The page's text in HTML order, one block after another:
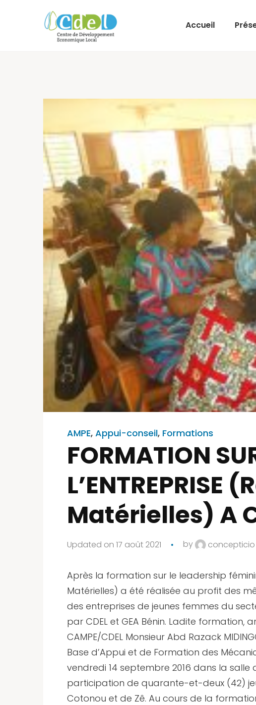
Accueil
AMPE, Appui-conseil, Formations
FORMATION
Matérielles) A
Updated on 17 août 2021 by concepticio
Après la formation sur le leadership
Matérielles) a été réalisée au profit des
des entreprises de jeunes femmes du
par CDEL et GEA Bénin. Ladite formation,
CAMPE/CDEL Monsieur Abd Razack
Base d’Appui et de Formation des
vendredi 14 septembre 2016 dans la salle
participation de quarante-et-deux (42)
Cotonou et de Zê. Au cours de la